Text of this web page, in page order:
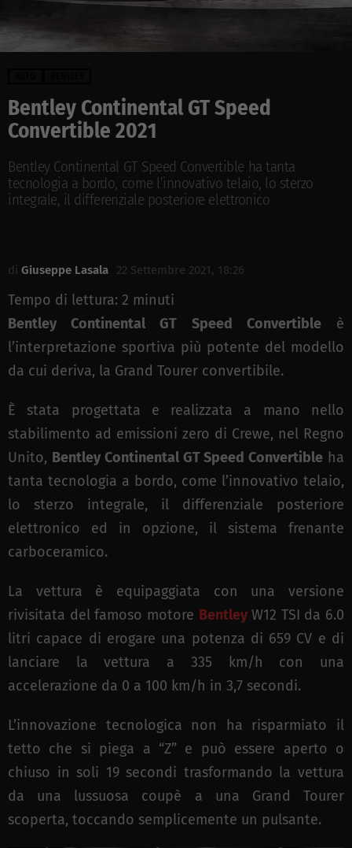
Bentley Continental GT Speed
Convertible 2021
Bentley Continental GT Speed Convertible ha tanta
tecnologia a bordo, come l’innovativo telaio, lo sterzo
integrale, il differenziale posteriore elettronico
di Giuseppe Lasala 22 Settembre 2021, 18:26
Tempo di lettura: 2 minuti
Bentley Continental GT Speed Convertibleè
l’interpretazione sportiva più potente del modello
da cui deriva, la Grand Tourer convertibile.
È stata progettata e realizzata a mano nello
stabilimento ad emissioni zero di Crewe, nel Regno
Unito, Bentley Continental GT Speed Convertible ha
tanta tecnologia a bordo, come l’innovativo telaio,
lo sterzo integrale, il differenziale posteriore
elettronico ed in opzione, il sistema frenante
carboceramico.
La vettura è equipaggiata con una versione
rivisitata del famoso motore BentleyW12 TSI da 6.0
litri capace di erogare una potenza di 659 CV e di
lanciare la vettura a 335 km/h con una
accelerazione da 0 a 100 km/h in 3,7 secondi.
L’innovazione tecnologica non ha risparmiato il
tetto che si piega a “Z” e può essere aperto o
chiuso in soli 19 secondi trasformando la vettura
da una lussuosa coupè a una Grand Tourer
scoperta, toccando semplicemente un pulsante.